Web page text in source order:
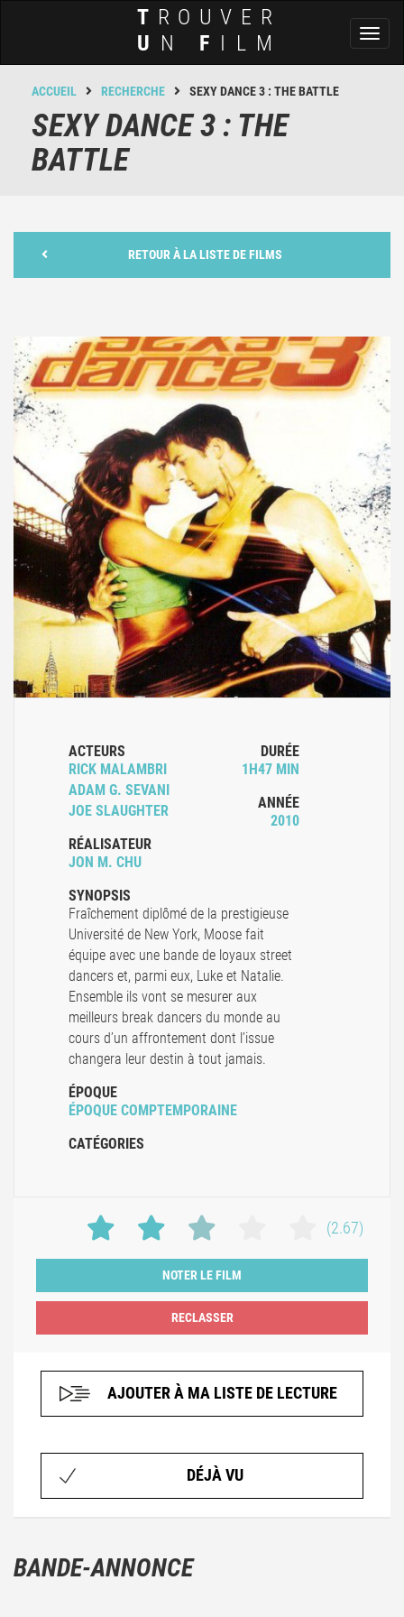
T ROUVER
U N F ILM
ACCUEIL RECHERCHE SEXY DANCE 3 : THE BATTLE
SEXY DANCE 3 : THE
BATTLE
RETOUR À LA LISTE DE FILMS
ACTEURS
RICK MALAMBRI
ADAM G. SEVANI
JOE SLAUGHTER
RÉALISATEUR
JON M. CHU
DURÉE
1H47 MIN
ANNÉE
2010
SYNOPSIS
Fraîchement diplômé de la prestigieuse
Université de New York, Moose fait
équipe avec une bande de loyaux street
dancers et, parmi eux, Luke et Natalie.
Ensemble ils vont se mesurer aux
meilleurs break dancers du monde au
cours d’un affrontement dont l’issue
changera leur destin à tout jamais.
ÉPOQUE
ÉPOQUE COMPTEMPORAINE
CATÉGORIES
(2.67)
NOTER LE FILM
AJOUTER À MA LISTE DE LECTURE
DÉJÀ VU
BANDE-ANNONCE